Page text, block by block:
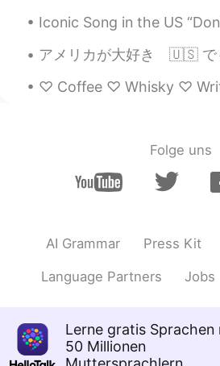
Iconic Song in the US “Don’t Stop Believing” - Journey
アメリカが大好き 🇺🇸 でもこの金曜日に日本へ行きる！ 皆さん、僕はとってもワクワクだ！ 僕の
♡ Coffee ♡ Whisky ♡ Writing ♡ Relaxing Music ♡ Late night walks
Folge uns
AI Grammar Press Kit
Language Partners Jobs
Lerne gratis Sprachen
50 Millionen